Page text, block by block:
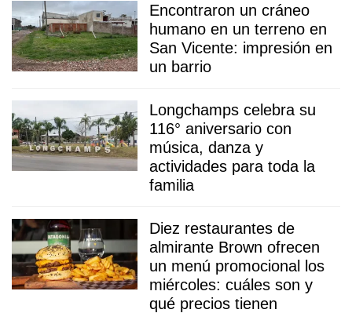
Encontraron un cráneo
humano en un terreno en
San Vicente: impresión en
un barrio
Longchamps celebra su
116° aniversario con
música, danza y
actividades para toda la
familia
Diez restaurantes de
almirante Brown ofrecen
un menú promocional los
miércoles: cuáles son y
qué precios tienen